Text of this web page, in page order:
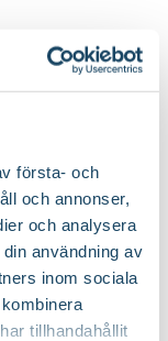
första- och
och annonser,
och analysera
användning av
inom sociala
tillhandahållit